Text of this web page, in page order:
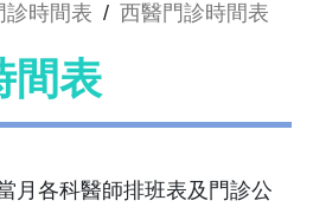
診時間表 / 西醫門診時間表
間表
月各科醫師排班表及門診公